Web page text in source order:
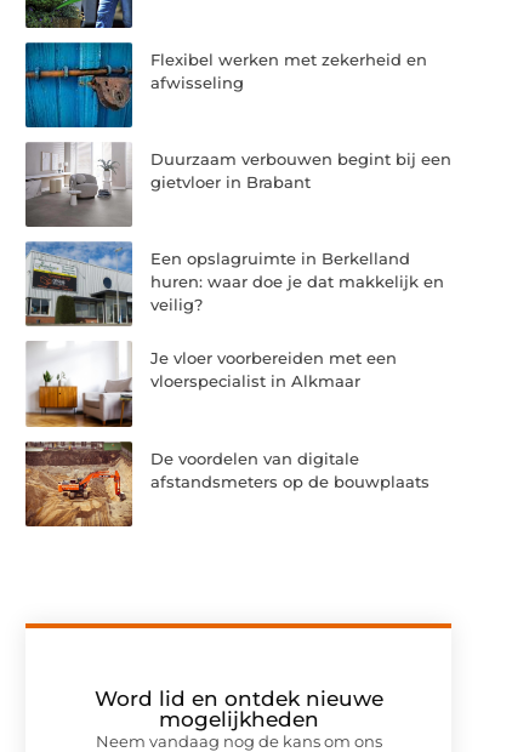
Flexibel werken met zekerheid en
afwisseling
Duurzaam verbouwen begint bij een
gietvloer in Brabant
Een opslagruimte in Berkelland
huren: waar doe je dat makkelijk en
veilig?
Je vloer voorbereiden met een
vloerspecialist in Alkmaar
De voordelen van digitale
afstandsmeters op de bouwplaats
Word lid en ontdek nieuwe
mogelijkheden
Neem vandaag nog de kans om ons